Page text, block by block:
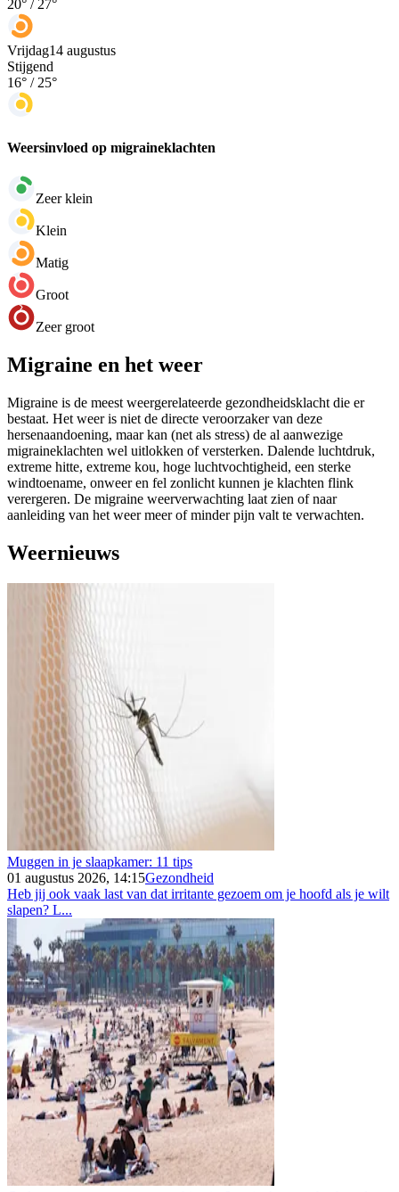
20° / 27°
Vrijdag14 augustus
Stijgend
16° / 25°
Weersinvloed op migraineklachten
Zeer klein
Klein
Matig
Groot
Zeer groot
Migraine en het weer
Migraine is de meest weergerelateerde gezondheidsklacht die er
bestaat. Het weer is niet de directe veroorzaker van deze
hersenaandoening, maar kan (net als stress) de al aanwezige
migraineklachten wel uitlokken of versterken. Dalende luchtdruk,
extreme hitte, extreme kou, hoge luchtvochtigheid, een sterke
windtoename, onweer en fel zonlicht kunnen je klachten flink
verergeren. De migraine weerverwachting laat zien of naar
aanleiding van het weer meer of minder pijn valt te verwachten.
Weernieuws
Muggen in je slaapkamer: 11 tips
01 augustus 2026, 14:15Gezondheid
Heb jij ook vaak last van dat irritante gezoem om je hoofd als je wilt
slapen? L...